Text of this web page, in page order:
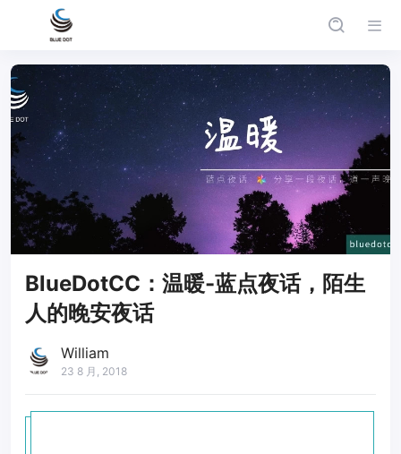
BlueDotCC：温暖-蓝点夜话，陌生
人的晚安夜话
William
23 8 月, 2018